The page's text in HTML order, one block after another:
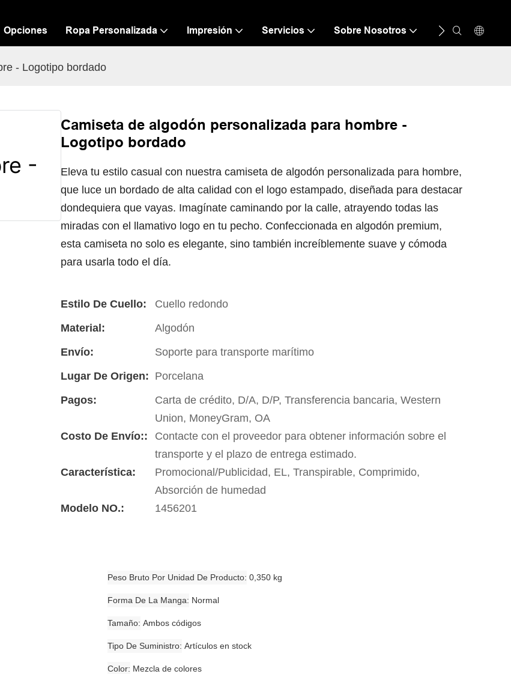
Opciones Ropa Personalizada Impresión Servicios Sobre Nosotros Recurso
- Logotipo bordado
Camiseta de algodón personalizada para hombre -
Logotipo bordado
Eleva tu estilo casual con nuestra camiseta de algodón personalizada para hombre,
que luce un bordado de alta calidad con el logo estampado, diseñada para destacar
dondequiera que vayas. Imagínate caminando por la calle, atrayendo todas las
miradas con el llamativo logo en tu pecho. Confeccionada en algodón premium,
esta camiseta no solo es elegante, sino también increíblemente suave y cómoda
para usarla todo el día.
Estilo De Cuello:
Cuello redondo
Material:
Algodón
Envío:
Soporte para transporte marítimo
Lugar De Origen: Porcelana
Pagos:
Carta de crédito, D/A, D/P, Transferencia bancaria, Western
Union, MoneyGram, OA
Costo De Envío::
Contacte con el proveedor para obtener información sobre el
transporte y el plazo de entrega estimado.
Característica:
Promocional/Publicidad, EL, Transpirable, Comprimido,
Absorción de humedad
Modelo NO.:
1456201
Peso Bruto Por Unidad De Producto 0,350 kg
Forma De La Manga Normal
Tamaño Ambos códigos
Tipo De Suministro Artículos en stock
Color Mezcla de colores